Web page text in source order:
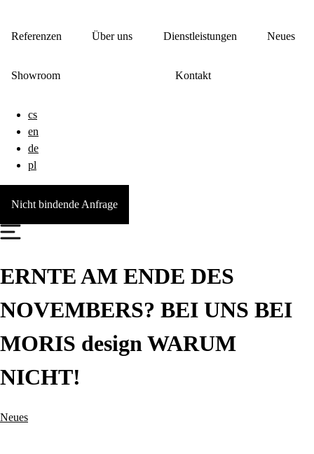
Referenzen Über uns Dienstleistungen Neues
Showroom Kontakt
cs
en
de
pl
Nicht bindende Anfrage
ERNTE AM ENDE DES
NOVEMBERS? BEI UNS BEI
MORIS design WARUM
NICHT!
Neues